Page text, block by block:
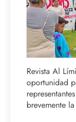
Revista Al
oportunidad
brevemente